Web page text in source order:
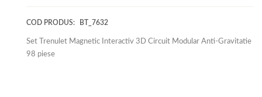
COD PRODUS: BT_7632
Set Trenulet Magnetic Interactiv 3D Circuit Modular Anti-Gravitatie
98 piese